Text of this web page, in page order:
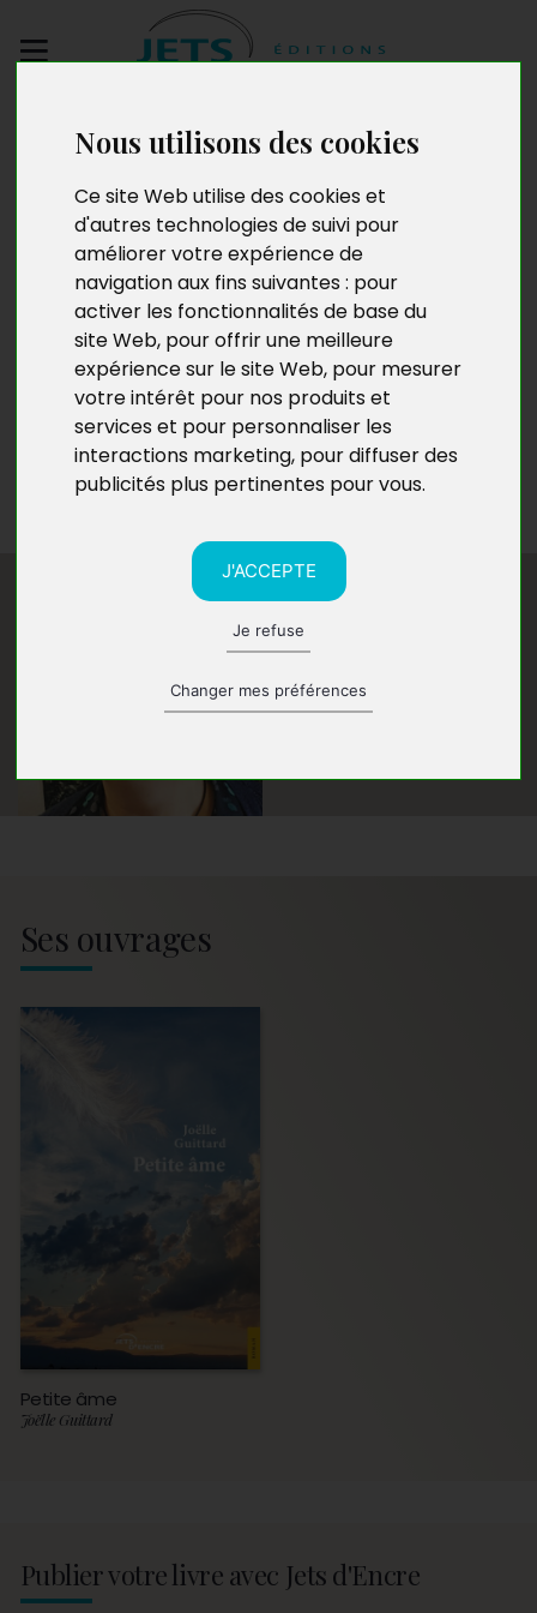
Nous utilisons des cookies
Ce site Web utilise des cookies et
d'autres technologies de suivi pour
améliorer votre expérience de
navigation aux fins suivantes : pour
activer les fonctionnalités de base du
site Web, pour offrir une meilleure
expérience sur le site Web, pour mesurer
votre intérêt pour nos produits et
services et pour personnaliser les
interactions marketing, pour diffuser des
publicités plus pertinentes pour vous.
J'ACCEPTE
Je refuse
Changer mes préférences
manuscrit
Joëlle Guittard
Née en Suisse à La Chaux-de-Fonds, Joëlle Guittard
réside à Lausanne et travaille dans un centre
hospitalier. Passionnée par les énergies et les mondes
invisibles, elle pratique en parallèle la tarologie depuis
plus de vingt-cinq ans à la recherche d’indices qui
permettront à chacun d’avancer le cœur plus léger sur
Ses ouvrages
Petite âme
Joëlle Guittard
Publier votre livre avec Jets d'Encre